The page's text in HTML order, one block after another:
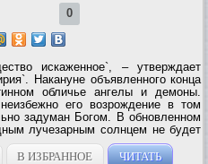
0
искаженное`, – утверждает
Накануне объявленного конца
обличье ангелы и демоны.
его возрождение в том
задуман Богом. В обновленном
лучезарным солнцем не будет
и горя, и человек, осознавший
В ИЗБРАННОЕ ЧИТАТЬ